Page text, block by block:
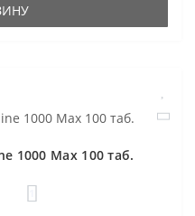
1000 Max 100 таб.